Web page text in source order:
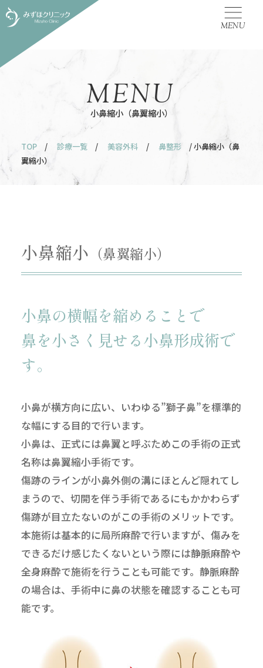
MENU
小鼻縮小（鼻翼縮小）
MENU
TOP / 診療一覧 / 美容外科 / 鼻整形
/ 小鼻縮小（鼻
翼縮小）
小鼻縮小 （鼻翼縮小）
小鼻の横幅を縮めることで
鼻を小さく見せる小鼻形成術で
す。
小鼻が横方向に広い、いわゆる”獅子鼻”を標準的
な幅にする目的で行います。
小鼻は、正式には鼻翼と呼ぶためこの手術の正式
名称は鼻翼縮小手術です。
傷跡のラインが小鼻外側の溝にほとんど隠れてし
まうので、切開を伴う手術であるにもかかわらず
傷跡が目立たないのがこの手術のメリットです。
本施術は基本的に局所麻酔で行いますが、傷みを
できるだけ感じたくないという際には静脈麻酔や
全身麻酔で施術を行うことも可能です。静脈麻酔
の場合は、手術中に鼻の状態を確認することも可
能です。